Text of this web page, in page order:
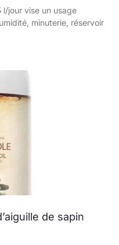
jour vise un usage
minuterie, réservoir
de sapin